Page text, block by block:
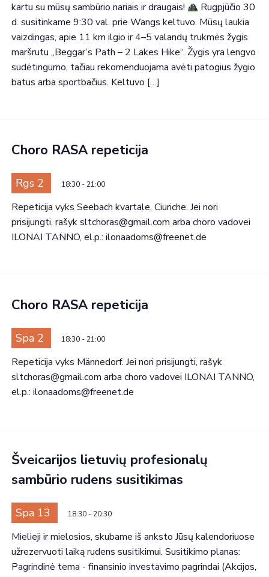
kartu su mūsų sambūrio nariais ir draugais!
Rugpjūčio 30
d. susitinkame 9:30 val. prie Wangs keltuvo. Mūsų laukia
vaizdingas, apie 11 km ilgio ir 4–5 valandų trukmės žygis
maršrutu „Beggar’s Path – 2 Lakes Hike“. Žygis yra lengvo
sudėtingumo, tačiau rekomenduojama avėti patogius žygio
batus arba sportbačius. Keltuvo […]
Choro RASA repeticija
Rgs 2 18:30- 21:00
Repeticija vyks Seebach kvartale, Ciuriche. Jei nori
prisijungti, rašyk sltchoras@gmail.com arba choro vadovei
ILONAI TANNO, el.p.: ilonaadoms@freenet.de
Choro RASA repeticija
Spa 2 18:30- 21:00
Repeticija vyks Männedorf. Jei nori prisijungti, rašyk
sltchoras@gmail.com arba choro vadovei ILONAI TANNO,
el.p.: ilonaadoms@freenet.de
Šveicarijos lietuvių profesionalų
sambūrio rudens susitikimas
Spa 13 18:30- 20:30
Mielieji ir mielosios, skubame iš anksto Jūsų kalendoriuose
užrezervuoti laiką rudens susitikimui. Susitikimo planas:
Pagrindinė tema - finansinio investavimo pagrindai (Akcijos,